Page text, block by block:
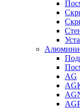
AG